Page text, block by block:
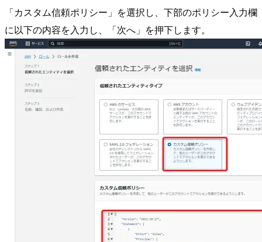
「カスタム信頼ポリシー」を選択し、下部のポリシー入力欄
に以下の内容を入力し、「次へ」を押下します。